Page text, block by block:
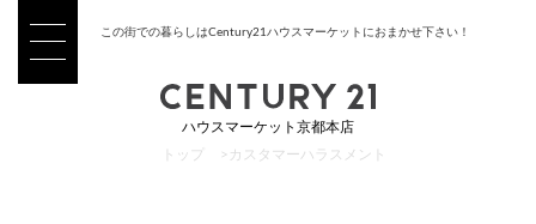
この街での暮らしはCentury21ハウスマーケットにおまかせ下さい！
ハウスマーケット京都本店
トップ
> カスタマーハラスメント